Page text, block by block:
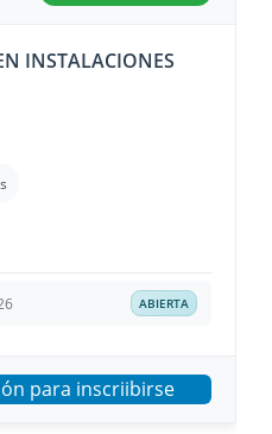
INSTALACIONES
ABIERTA
para inscriibirse